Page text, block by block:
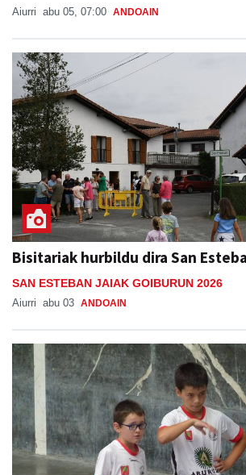
Aiurri abu 05, 07:00 ANDOAIN
Bisitariak hurbildu dira San
SAN ESTEBAN JAIAK GOIBURUN 2026
Aiurri abu 03 ANDOAIN